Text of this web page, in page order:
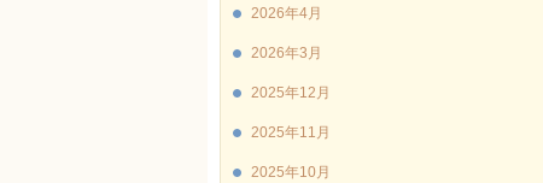
2026年4月
2026年3月
2025年12月
2025年11月
2025年10月